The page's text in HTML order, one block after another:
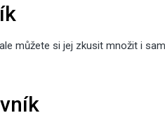
můžete si jej zkusit množit i